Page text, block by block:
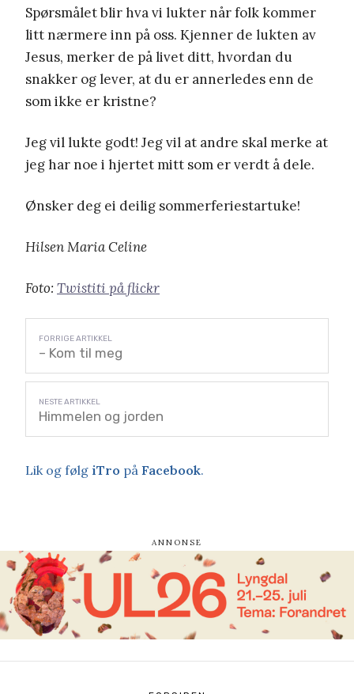
Spørsmålet blir hva vi lukter når folk kommer
litt nærmere inn på oss. Kjenner de lukten av
Jesus, merker de på livet ditt, hvordan du
snakker og lever, at du er annerledes enn de
som ikke er kristne?
Jeg vil lukte godt! Jeg vil at andre skal merke at
jeg har noe i hjertet mitt som er verdt å dele.
Ønsker deg ei deilig sommerferiestartuke!
Hilsen Maria Celine
Foto: Twistiti på flickr
– Kom til meg
Himmelen og jorden
Lik og følg iTro på Facebook.